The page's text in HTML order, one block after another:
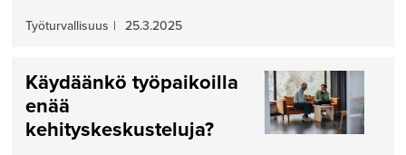
Työturvallisuus | 25.3.2025
Käydäänkö työpaikoilla
enää
kehityskeskusteluja?